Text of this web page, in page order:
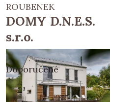
ROUBENEK
DOMY D.N.E.S.
s.r.o.
Doporučené